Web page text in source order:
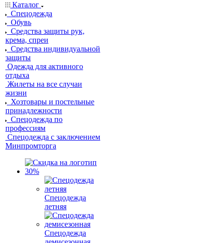
Каталог
Спецодежда
Обувь
Средства защиты рук,
крема, спреи
Средства индивидуальной
защиты
Одежда для активного
отдыха
Жилеты на все случаи
жизни
Хозтовары и постельные
принадлежности
Спецодежда по
профессиям
Спецодежда с заключением
Минпромторга
Спецодежда
летняя
Спецодежда